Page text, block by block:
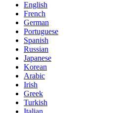
English
French
German
Portuguese
Spanish
Russian
Japanese
Korean
Arabic
Irish
Greek
Turkish